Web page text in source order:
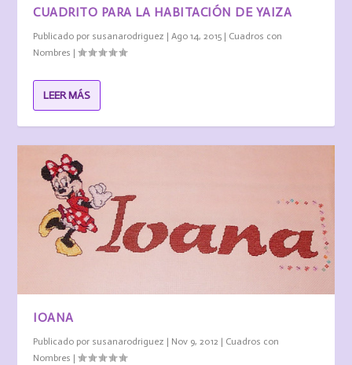
CUADRITO PARA LA HABITACIÓN DE YAIZA
Publicado por susanarodriguez |Ago 14, 2015 | Cuadros con
Nombres |
LEER MÁS
IOANA
Publicado por susanarodriguez | Nov 9, 2012 | Cuadros con
Nombres |